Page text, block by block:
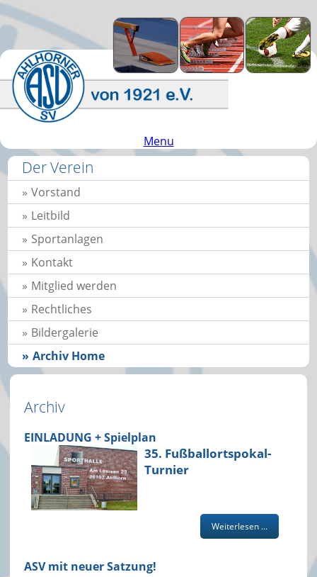
Menu
Der Verein
Vorstand
Leitbild
Sportanlagen
Kontakt
Mitglied werden
Rechtliches
Bildergalerie
Archiv Home
Archiv
EINLADUNG + Spielplan
35. Fußballortspokal-
Turnier
Weiterlesen ...
ASV mit neuer Satzung!